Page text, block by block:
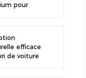
pour
efficace
de voiture